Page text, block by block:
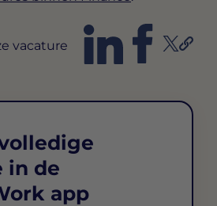
vacature
in de
app